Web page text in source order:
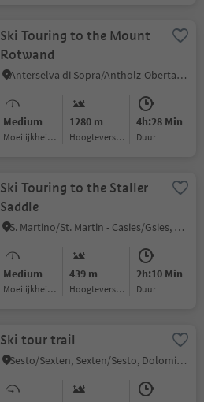
Ski Touring to the Mount
Rotwand
Anterselva di Sopra/Antholz-Obertal, Rasen-Antholz/Rasun Anterselva, Dolomites Region Kronplatz/Plan de Corones
Medium
Moeilijkheidsgraad
1280 m
Hoogteverschil
4h:28 Min
Duur
Ski Touring to the Staller
Saddle
S. Martino/St. Martin - Casies/Gsies, Rasen-Antholz/Rasun Anterselva, Dolomites Region Kronplatz/Plan de Corones
Medium
Moeilijkheidsgraad
439 m
Hoogteverschil
2h:10 Min
Duur
Ski tour trail
Sesto/Sexten, Sexten/Sesto, Dolomites Region 3 Zinnen